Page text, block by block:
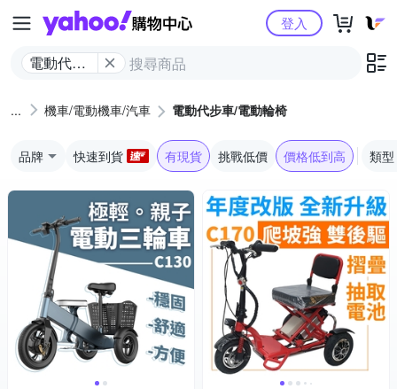
Yahoo購物中心
電動代步
椅
登入
機車/電動機車/汽車 電動代步車/電動輪椅
品牌 快速到貨 有現貨 挑戰低價 價格低到高 類型